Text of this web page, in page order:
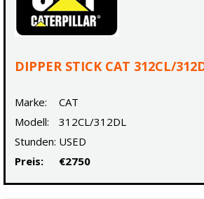
DIPPER STICK CAT 312CL/
Marke:
CAT
Modell:
312CL/312DL
Stunden: USED
Preis:
€2750